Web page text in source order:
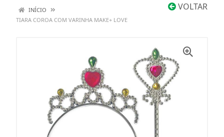
VOLTAR
INÍCIO
TIARA COROA COM VARINHA MAKE+ LOVE